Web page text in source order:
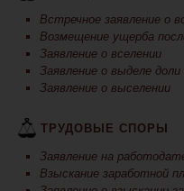
Встречное заявление о
Возмещение ущерба
Заявление о вселении
Заявление о выделе
Заявление о выселении
ТРУДОВЫЕ СПОРЫ
Заявление на
Взыскание заработной